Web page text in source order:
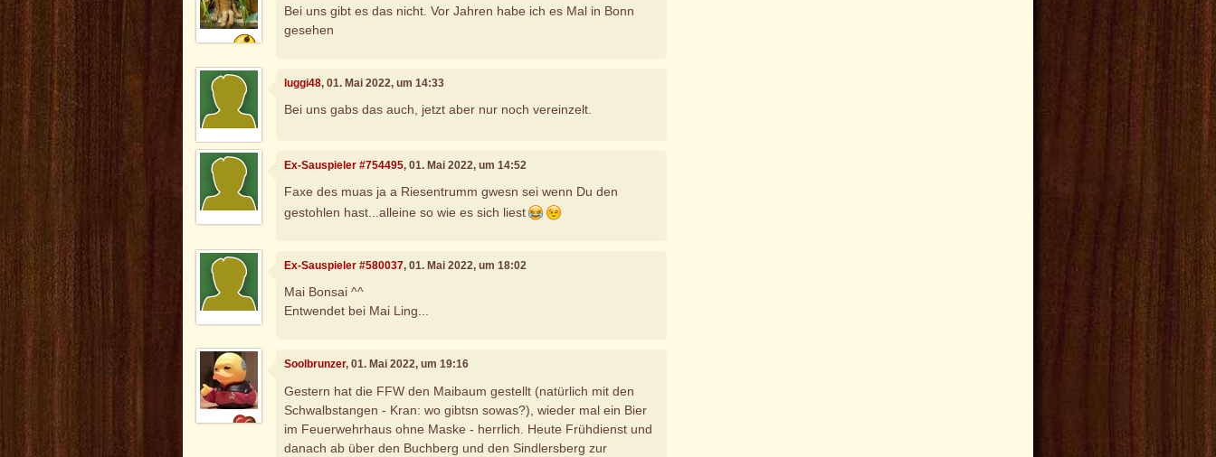
Bei uns gibt es das nicht. Vor Jahren habe ich es Mal in Bonn
gesehen
luggi48, 01. Mai 2022, um 14:33
Bei uns gabs das auch, jetzt aber nur noch vereinzelt.
Ex-Sauspieler #754495, 01. Mai 2022, um 14:52
Faxe des muas ja a Riesentrumm gwesn sei wenn Du den
gestohlen hast...alleine so wie es sich liest
Ex-Sauspieler #580037, 01. Mai 2022, um 18:02
Mai Bonsai ^^
Entwendet bei Mai Ling...
Soolbrunzer, 01. Mai 2022, um 19:16
Gestern hat die FFW den Maibaum gestellt (natürlich mit den
Schwalbstangen - Kran: wo gibtsn sowas?), wieder mal ein Bier
im Feuerwehrhaus ohne Maske - herrlich. Heute Frühdienst und
danach ab über den Buchberg und den Sindlersberg zur